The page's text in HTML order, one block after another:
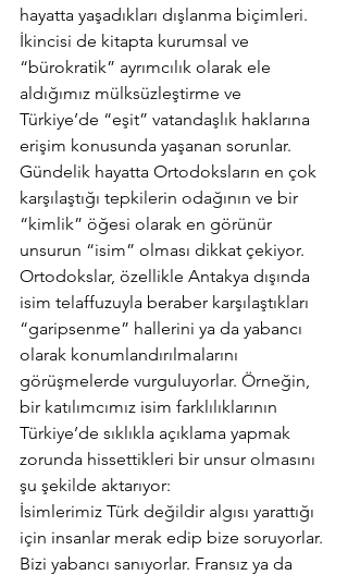
hayatta yaşadıkları dışlanma biçimleri.
İkincisi de kitapta kurumsal ve
“bürokratik” ayrımcılık olarak ele
aldığımız mülksüzleştirme ve
Türkiye’de “eşit” vatandaşlık haklarına
erişim konusunda yaşanan sorunlar.
Gündelik hayatta Ortodoksların en çok
karşılaştığı tepkilerin odağının ve bir
“kimlik” öğesi olarak en görünür
unsurun “isim” olması dikkat çekiyor.
Ortodokslar, özellikle Antakya dışında
isim telaffuzuyla beraber karşılaştıkları
“garipsenme” hallerini ya da yabancı
olarak konumlandırılmalarını
görüşmelerde vurguluyorlar. Örneğin,
bir katılımcımız isim farklılıklarının
Türkiye’de sıklıkla açıklama yapmak
zorunda hissettikleri bir unsur olmasını
şu şekilde aktarıyor:
İsimlerimiz Türk değildir algısı yarattığı
için insanlar merak edip bize soruyorlar.
Bizi yabancı sanıyorlar. Fransız ya da